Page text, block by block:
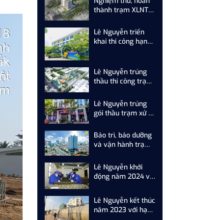
dưỡng và sân Golf
Tam Nông
thành trạm XLNT
Quảng Ninh
Lê Nguyễn triển
khai thi công hạng
BMS Hưng Yên
Lê Nguyễn trúng
thầu thi công trạm
án Ecohome Phú
Hội
Lê Nguyễn trúng
gói thầu trạm xử lý
TPBank - 57 Lý
Thường Kiệt, Hoàn
Kiếm, Hà Nội
Bảo trì, bảo dưỡng
và vận hành trạm
nhà The Nine - Số
9 Phạm Văn Đồng,
Cầu Giấy, Hà Nội
Lê Nguyễn khởi
động năm 2024 với
hệ thống xử lý
nước thải sản xuất
nhà máy Z...."
Lê Nguyễn kết thúc
năm 2023 với hạng